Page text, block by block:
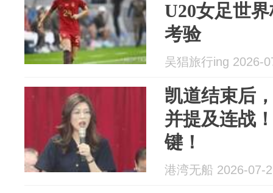
U20女足世
考验
吴猖旅行ing 2026-
凯道结束后
并提及连战
键！
港湾无船 2026-07-